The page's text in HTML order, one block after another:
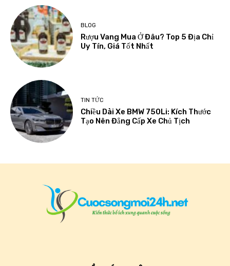
BLOG
Rượu Vang Mua Ở Đâu? Top 5 Địa Chỉ
Uy Tín, Giá Tốt Nhất
TIN TỨC
Chiều Dài Xe BMW 750Li: Kích Thước
Tạo Nên Đẳng Cấp Xe Chủ Tịch